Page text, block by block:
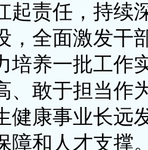
起责任，持续
，全面激发干
培养一批工作
、敢于担当作
健康事业长远
障和人才支撑